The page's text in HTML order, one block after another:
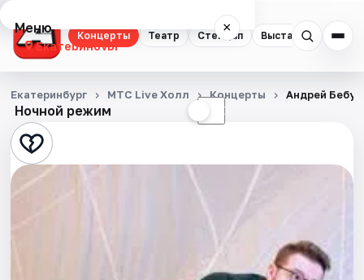
Концерты Театр Стендап Выставки
Меню ×
Екатеринбург
Концерты
Театр
Стендап
Ночной режим ☾
Екатеринбург MTC Live Холл Концерты Андрей